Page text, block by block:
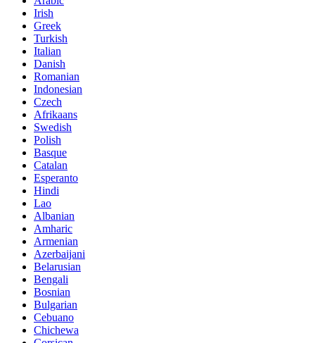
Irish
Greek
Turkish
Italian
Danish
Romanian
Indonesian
Czech
Afrikaans
Swedish
Polish
Basque
Catalan
Esperanto
Hindi
Lao
Albanian
Amharic
Armenian
Azerbaijani
Belarusian
Bengali
Bosnian
Bulgarian
Cebuano
Chichewa